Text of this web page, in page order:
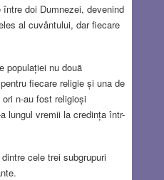
doi Dumnezei, devenind
al cuvântului, dar fiecare
populației nu două
fiecare religie și una de
n-au fost religioși
lungul vremii la credința într-
cele trei subgrupuri